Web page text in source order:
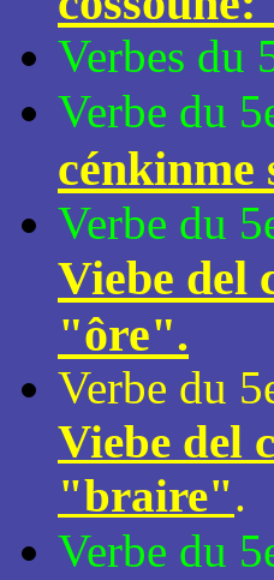
Verbes du
Verbe du
cénkinme
Verbe du
Viebe del
"ôre".
Verbe du
Viebe del
"braire".
Verbe du